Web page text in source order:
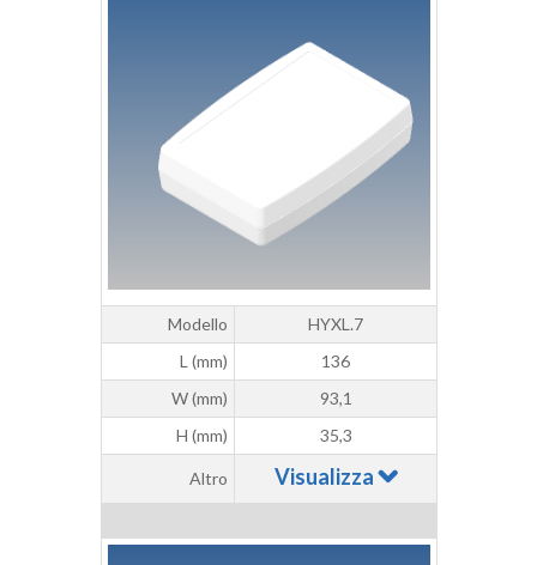
Modello
HYXL.7
L (mm)
136
W (mm)
93,1
H (mm)
35,3
Altro Visualizza